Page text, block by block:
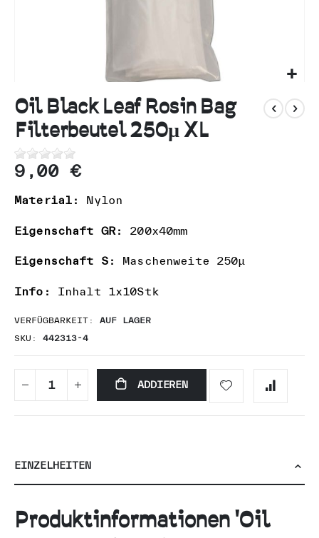
Anfang
der
Bildgalerie
springen
Oil Black Leaf Rosin Bag
Filterbeutel 250µ XL
9,00 €
Material: Nylon
Eigenschaft GR: 200x40mm
Eigenschaft S: Maschenweite 250µ
Info: Inhalt 1x10Stk
VERFÜGBARKEIT:
AUF LAGER
SKU
442313-4
ADDIEREN
EINZELHEITEN
Produktinformationen 'Oil